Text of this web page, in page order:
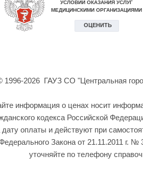
1996-2026 ГАУЗ СО "Центральная
информация о ценах носит
кодекса Российской
оплаты и действуют при
Закона от 21.11.2011 г.
уточняйте по телефону